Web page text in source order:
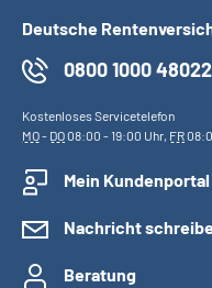
Deutsche
0800 1000 48022
Kostenloses Servicetelefon
MO- DO08:00 - 19:00 Uhr, FR
Mein Kundenportal
Nachricht
Beratung